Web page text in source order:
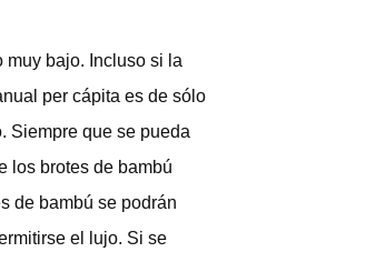
muy bajo. Incluso si la
per cápita es de sólo
Siempre que se pueda
los brotes de bambú
de bambú se podrán
el lujo. Si se